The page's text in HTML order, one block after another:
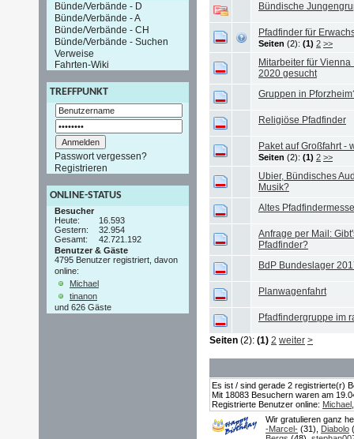
Bünde/Verbände - D
Bünde/Verbände - A
Bünde/Verbände - CH
Bünde/Verbände - Suchen
Verweise
Fahrten-Wiki
TREFFPUNKT
Passwort vergessen?
Registrieren
ONLINE-STATUS
Besucher
Heute:
16.593
Gestern:
32.954
Gesamt:
42.721.192
Benutzer & Gäste
4795 Benutzer registriert, davon
online:
Michael
tinanon
und 626 Gäste
Bündische
Pfadfinder für
Seiten (2): (1) 2 >>
Mitarbeiter für
2020 gesucht
Gruppen in
Religiöse Pfadfinder
Paket auf Großfahrt -
Seiten (2): (1) 2 >>
Ubier, Bündisches
Musik?
Altes
Anfrage per Mail:
Pfadfinder?
BdP Bundeslager
Planwagenfahrt
Pfadfindergruppe im
Seiten (2): (1) 2 weiter >
Es ist / sind gerade 2 registrierte(r)
Mit 18083 Besuchern waren am
Registrierte Benutzer online: Michael
Wir gratulieren ganz
-Marcel- (31), Diabolo